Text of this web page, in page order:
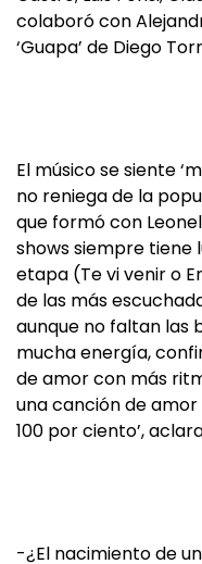
colaboró con
‘Guapa’ de Diego
El músico se siente
no reniega de la
que formó con
shows siempre tiene
etapa (Te vi venir o
de las más
aunque no faltan las
mucha energía,
de amor con más
una canción de
100 por ciento’,
-¿El nacimiento de